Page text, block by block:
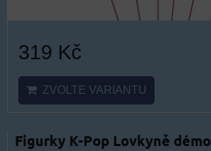
319 Kč
ZVOLTE VARIANTU
Figurky K-Pop Lovkyně